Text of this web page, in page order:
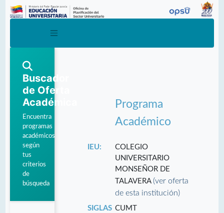
Buscador
de Oferta
Académica
Encuentra
programas
académicos
según
tus
criterios
de
búsqueda
Programa
Académico
IEU:
COLEGIO
UNIVERSITARIO
MONSEÑOR DE
TALAVERA(ver oferta
de esta institución)
SIGLAS CUMT